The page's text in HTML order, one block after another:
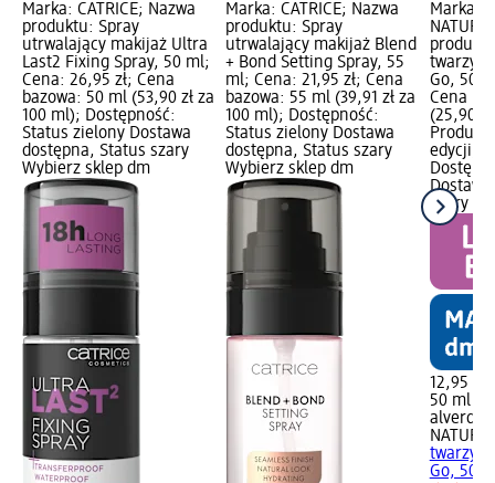
Marka: CATRICE; Nazwa
produktu: Spray
utrwalający makijaż Ultra
Last2 Fixing Spray, 50 ml;
Cena: 26,95 zł; Cena
bazowa: 50 ml (53,90 zł za
100 ml); Dostępność:
Status zielony Dostawa
dostępna, Status szary
Wybierz sklep dm
Marka: CATRICE; Nazwa
produktu: Spray
utrwalający makijaż Blend
+ Bond Setting Spray, 55
ml; Cena: 21,95 zł; Cena
bazowa: 55 ml (39,91 zł za
100 ml); Dostępność:
Status zielony Dostawa
dostępna, Status szary
Wybierz sklep dm
Marka:
twarzy
Go, 50
Cena
(25,90
Produkt
edycji,
szary
12,95 zł
50 ml
alverde
twarzy
Go, 50